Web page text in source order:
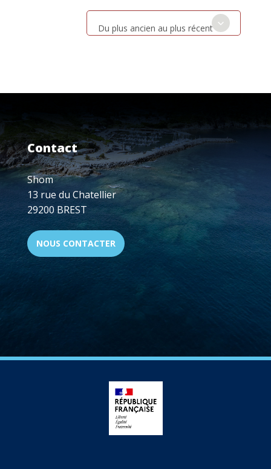
Du plus ancien au plus récent
Contact
Shom
13 rue du Chatellier
29200 BREST
NOUS CONTACTER